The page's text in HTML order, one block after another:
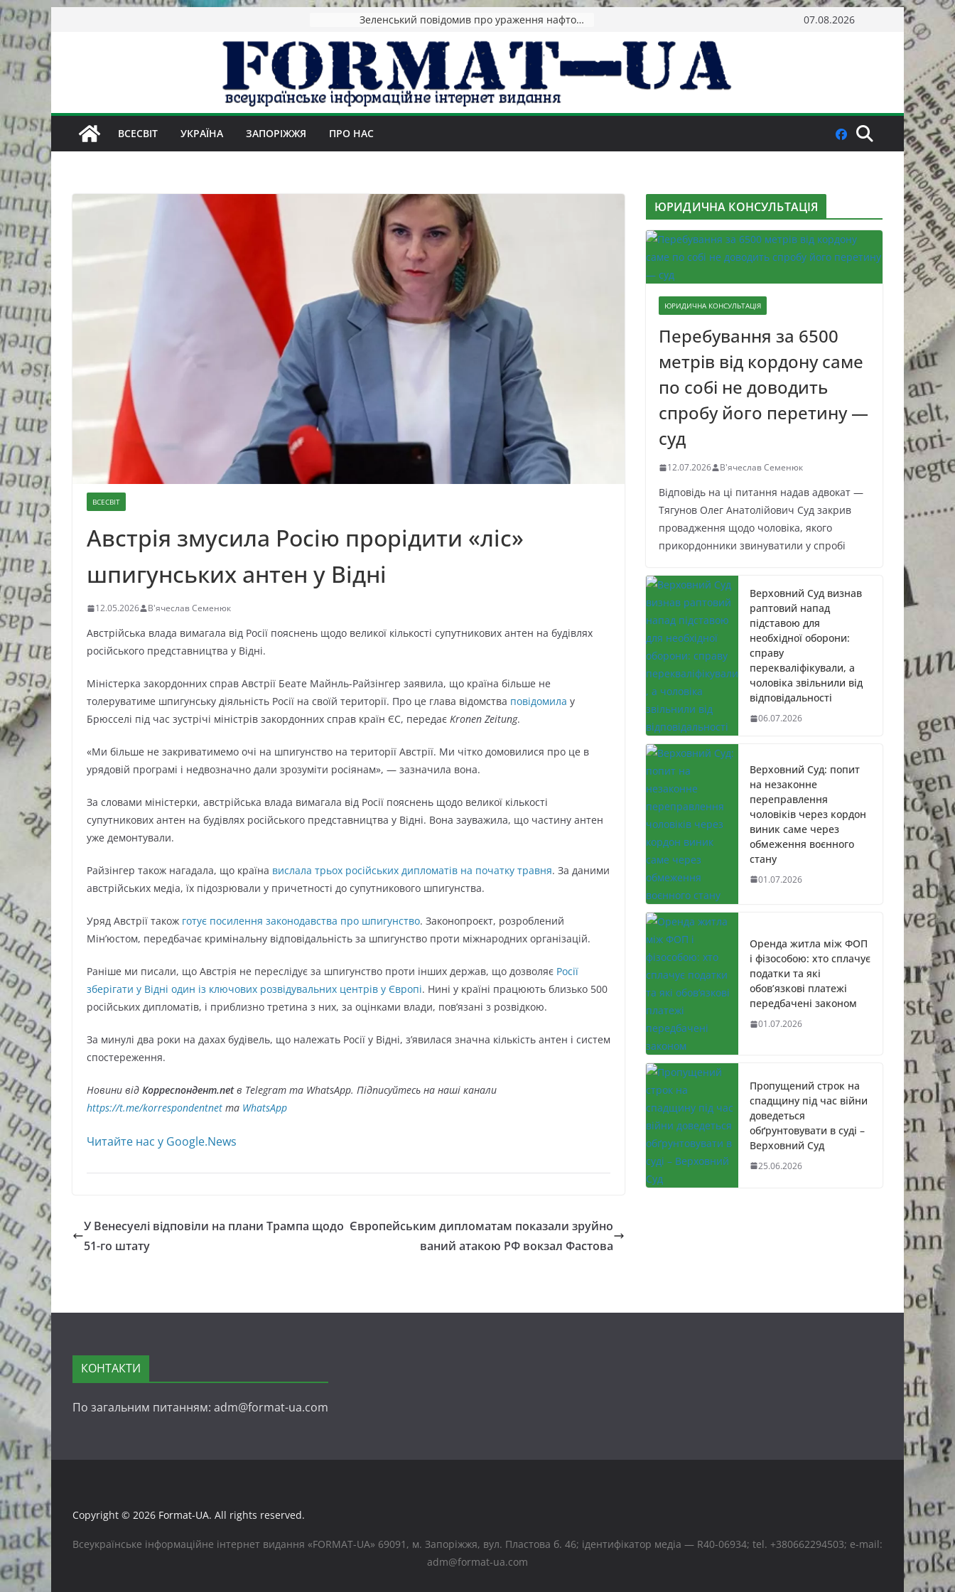
to
content
Зеленський повідомив про ураження нафтозаводів РФ за понад 1300 км від фронту 07.08.2026
ВСЕСВІТ УКРАЇНА ЗАПОРІЖЖЯ ПРО НАС
ВСЕСВІТ
Австрія змусила Росію прорідити «ліс»
шпигунських антен у Відні
12.05.2026 В'ячеслав Семенюк
Австрійська влада вимагала від Росії пояснень щодо великої кількості супутникових антен на будівлях
російського представництва у Відні.
Міністерка закордонних справ Австрії Беате Майнль-Райзінгер заявила, що країна більше не
толеруватиме шпигунську діяльність Росії на своїй території. Про це глава відомства повідомила у
Брюсселі під час зустрічі міністрів закордонних справ країн ЄС, передає Kronen Zeitung.
«Ми більше не закриватимемо очі на шпигунство на території Австрії. Ми чітко домовилися про це в
урядовій програмі і недвозначно дали зрозуміти росіянам», — зазначила вона.
За словами міністерки, австрійська влада вимагала від Росії пояснень щодо великої кількості
супутникових антен на будівлях російського представництва у Відні. Вона зауважила, що частину антен
уже демонтували.
Райзінгер також нагадала, що країна вислала трьох російських дипломатів на початку травня. За даними
австрійських медіа, їх підозрювали у причетності до супутникового шпигунства.
Уряд Австрії також готує посилення законодавства про шпигунство. Законопроєкт, розроблений
Мін’юстом, передбачає кримінальну відповідальність за шпигунство проти міжнародних організацій.
Раніше ми писали, що Австрія не переслідує за шпигунство проти інших держав, що дозволяє Росії
зберігати у Відні один із ключових розвідувальних центрів у Європі. Нині у країні працюють близько 500
російських дипломатів, і приблизно третина з них, за оцінками влади, пов’язані з розвідкою.
За минулі два роки на дахах будівель, що належать Росії у Відні, з’явилася значна кількість антен і систем
спостереження.
Новини від Корреспондент.netв Telegram та WhatsApp. Підписуйтесь на наші канали
https://t.me/korrespondentnet та WhatsApp
Читайте нас у Google.News
У Венесуелі відповіли на плани Трампа щодо
51-го штату
Європейським дипломатам показали зруйно
ваний атакою РФ вокзал Фастова
ЮРИДИЧНА КОНСУЛЬТАЦІЯ
ЮРИДИЧНА КОНСУЛЬТАЦІЯ
Перебування за 6500
метрів від кордону саме
по собі не доводить
спробу його перетину —
суд
12.07.2026 В'ячеслав Семенюк
Відповідь на ці питання надав адвокат —
Тягунов Олег Анатолійович Суд закрив
провадження щодо чоловіка, якого
прикордонники звинуватили у спробі
Верховний Суд визнав
раптовий напад
підставою для
необхідної оборони:
справу
перекваліфікували, а
чоловіка звільнили від
відповідальності
06.07.2026
Верховний Суд: попит
на незаконне
переправлення
чоловіків через кордон
виник саме через
обмеження воєнного
стану
01.07.2026
Оренда житла між ФОП
і фізособою: хто сплачує
податки та які
обов’язкові платежі
передбачені законом
01.07.2026
Пропущений строк на
спадщину під час війни
доведеться
обґрунтовувати в суді –
Верховний Суд
25.06.2026
КОНТАКТИ
По загальним питанням: adm@format-ua.com
Copyright © 2026 Format-UA. All rights reserved.
Всеукраїнське інформаційне інтернет видання «FORMAT-UA» 69091, м. Запоріжжя, вул. Пластова б. 46; ідентифікатор медіа — R40-06934; tel. +380662294503; e-mail:
adm@format-ua.com